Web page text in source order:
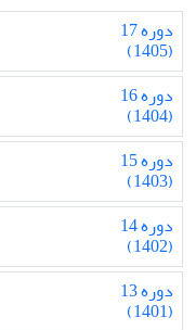
دوره 17
(1405)
دوره 16
(1404)
دوره 15
(1403)
دوره 14
(1402)
دوره 13
(1401)